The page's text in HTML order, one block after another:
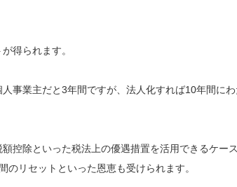
得られます。
事業主だと3年間ですが、法人化すれば10年間に
控除といった税法上の優遇措置を活用できるケー
リセットといった恩恵も受けられます。